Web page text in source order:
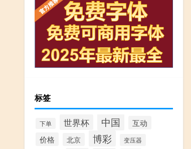
标签
下单 世界杯 中国
互动
价格
北京 博彩
变压器